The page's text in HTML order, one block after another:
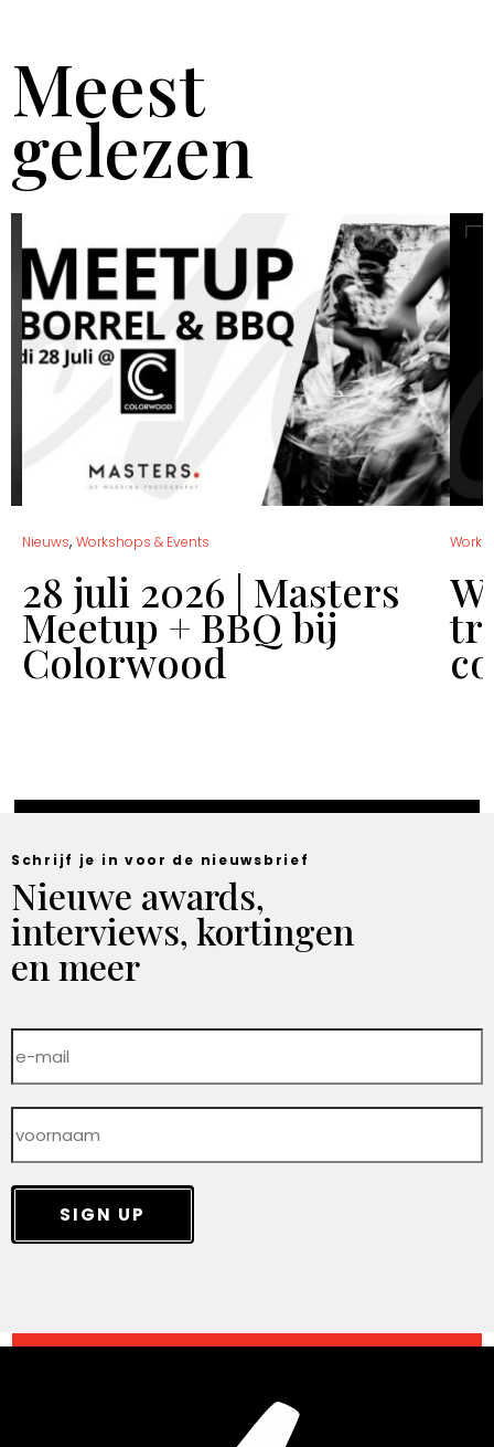
Meest
gelezen
Nieuws, Workshops & Events
28 juli 2026 | Masters
Meetup + BBQ bij
Colorwood
Schrijf je in voor de nieuwsbrief
Nieuwe awards,
interviews, kortingen
en meer
SIGN UP